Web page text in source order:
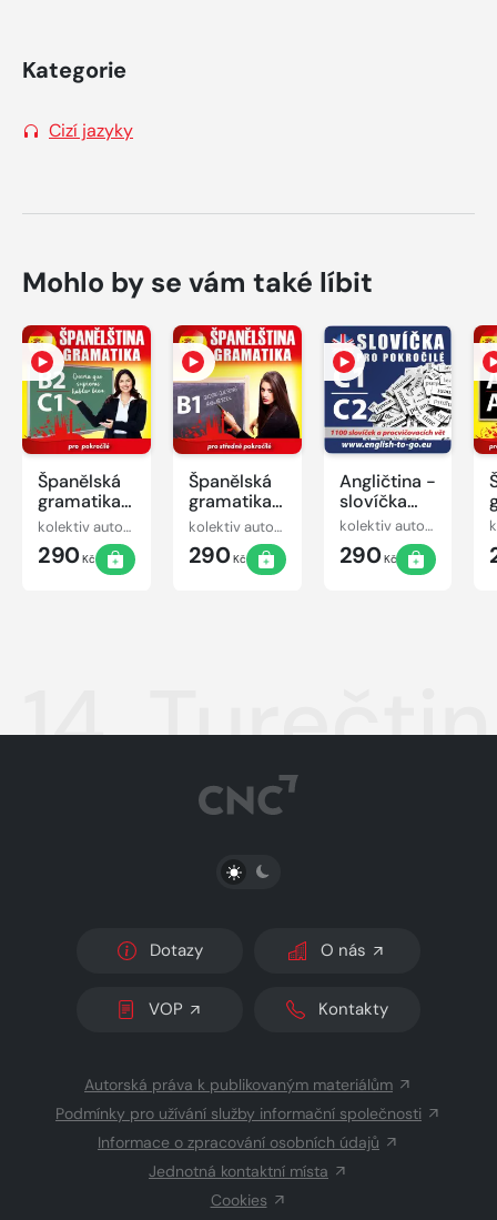
Kategorie
Cizí jazyky
Mohlo by se vám také líbit
Španělská
gramatika
B2, C1
kolektiv autorů
290Kč
Španělská
gramatika
B1
kolektiv autorů
290Kč
Angličtina -
slovíčka
pro
pokročilé
C1-C2
kolektiv autorů
290Kč
14.
PŘEPNOUT SVĚTLÝ/TMAVÝ REŽIM
Dotazy O nás
VOP Kontakty
Autorská práva k publikovaným materiálům
Podmínky pro užívání služby informační společnosti
Informace o zpracování osobních údajů
Jednotná kontaktní místa
Cookies